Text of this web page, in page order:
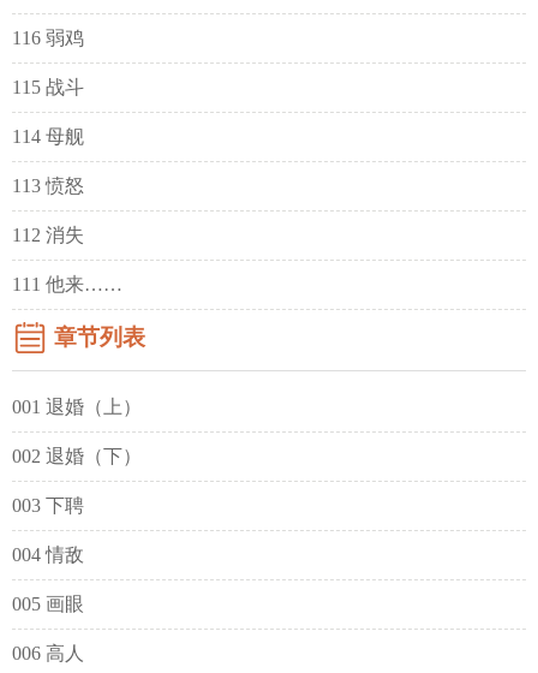
116 弱鸡
115 战斗
114 母舰
113 愤怒
112 消失
111 他来……
章节列表
001 退婚（上）
002 退婚（下）
003 下聘
004 情敌
005 画眼
006 高人